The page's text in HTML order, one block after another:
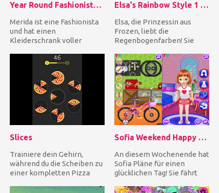
Year Round Fashionista: Merida
Merida ist eine Fashionista
und hat einen
Kleiderschrank voller
Elsa's Rainbow Style 1 Eye Makeup
Elsa, die Prinzessin aus
Frozen, liebt die
Regenbogenfarben! Sie
neues Augen...
Slices
Trainiere dein Gehirn,
während du die Scheiben zu
einer kompletten Pizza
einf...
Sofia Weekend Happy Day
An diesem Wochenende hat
Sofia Pläne für einen
glücklichen Tag! Sie fährt